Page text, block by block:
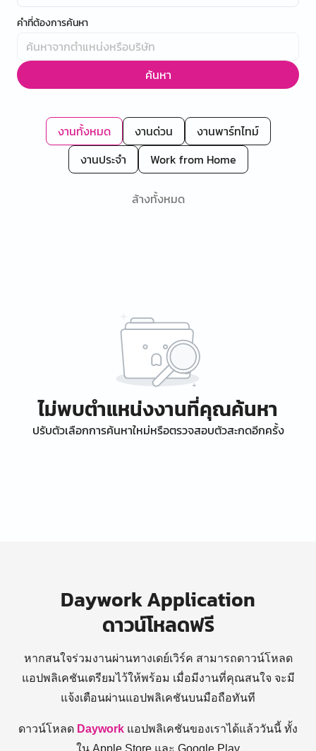
คำที่ต้องการค้นหา
ค้นหา
งานทั้งหมด งานด่วน
งานพาร์ทไทม์
งานประจำ
Work from Home
ล้างทั้งหมด
ไม่พบตำแหน่งงานที่คุณค้นหา
ปรับตัวเลือกการค้นหาใหม่หรือตรวจสอบตัวสะกดอีกครั้ง
Daywork Application
ดาวน์โหลดฟรี
หากสนใจร่วมงานผ่านทางเดย์เวิร์ค สามารถดาวน์โหลด
แอปพลิเคชันเตรียมไว้ให้พร้อม เมื่อมีงานที่คุณสนใจ จะมี
แจ้งเตือนผ่านแอปพลิเคชันบนมือถือทันที
ดาวน์โหลด Daywork แอปพลิเคชันของเราได้แล้ววันนี้ ทั้ง
ใน Apple Store และ Google Play